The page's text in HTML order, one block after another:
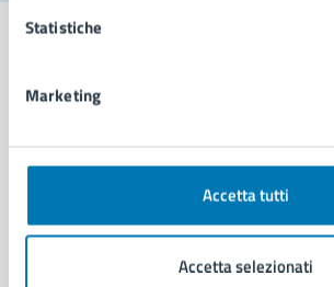
Statistiche
Marketing
Accetta tutti
Accetta selezionati
Aree amministrative